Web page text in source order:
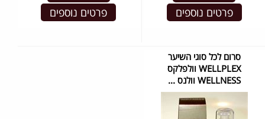
פרטים נוספים פרטים נוספים
סרום לכל סוגי השיער
WELLPLEX וולפלקס
WELLNESS וולנס ...